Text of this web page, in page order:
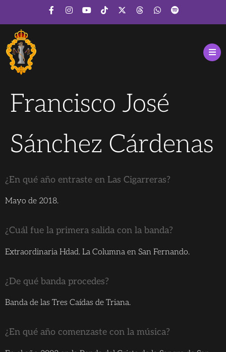
Francisco José
Sánchez Cárdenas
¿En qué año entraste en Las Cigarreras?
Mayo de 2018.
¿Cuál fue la primera salida con la banda?
Extraordinaria Hdad. La Columna en San Fernando.
¿De qué banda procedes?
Banda de las Tres Caídas de Triana.
¿En qué año comenzaste con la música?